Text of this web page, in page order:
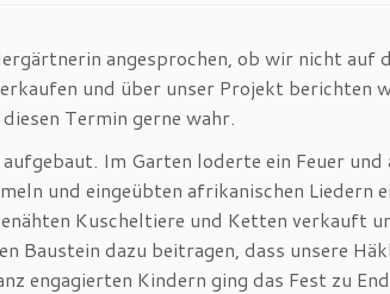
angesprochen, ob wir nicht auf
und über unser Projekt berichten
Termin gerne wahr.
Im Garten loderte ein Feuer und
und eingeübten afrikanischen Liedern
Kuscheltiere und Ketten verkauft
Baustein dazu beitragen, dass unsere
engagierten Kindern ging das Fest zu